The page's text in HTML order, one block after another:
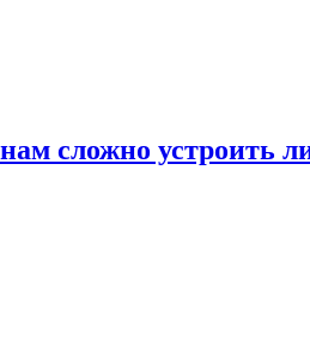
сложно устроить